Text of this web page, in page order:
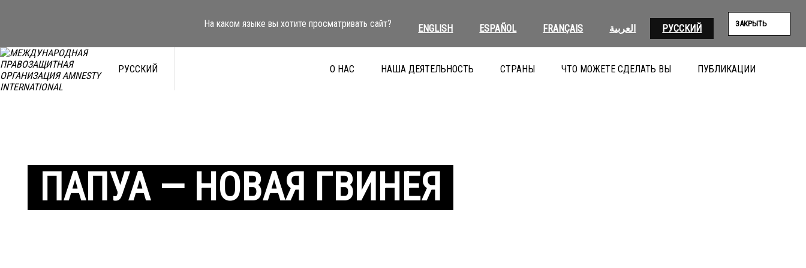
На каком языке вы хотите просматривать сайт? ENGLISH ESPAÑOL FRANÇAIS العربية РУССКИЙ ЗАКРЫТЬ
РУССКИЙ О НАС НАША ДЕЯТЕЛЬНОСТЬ СТРАНЫ ЧТО МОЖЕТЕ СДЕЛАТЬ ВЫ ПУБЛИКАЦИИ
ПАПУА — НОВАЯ ГВИНЕЯ